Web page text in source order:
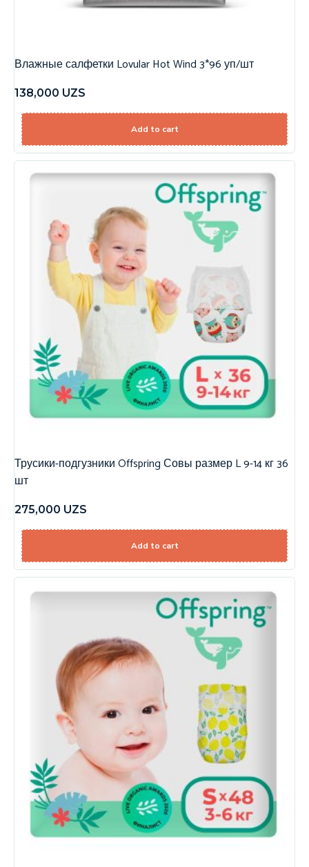
Влажные салфетки Lovular Hot Wind 3*96 уп/шт
138,000 UZS
Add to cart
Трусики-подгузники Offspring Совы размер L 9-14 кг 36
шт
275,000 UZS
Add to cart